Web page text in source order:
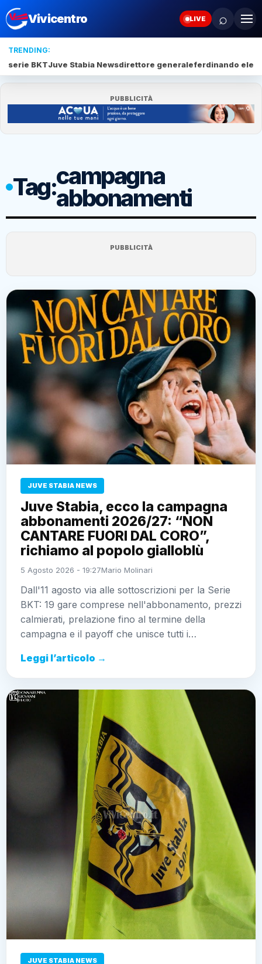
Vivicentro LIVE ⌕
TRENDING:
serie BKTJuve Stabia Newsdirettore generaleferdinando
PUBBLICITÀ
Tag:campagna
abbonamenti
PUBBLICITÀ
JUVE STABIA NEWS
Juve Stabia, ecco la campagna
abbonamenti 2026/27: “NON
CANTARE FUORI DAL CORO”,
richiamo al popolo gialloblù
5 Agosto 2026 - 19:27Mario Molinari
Dall'11 agosto via alle sottoscrizioni per la Serie
BKT: 19 gare comprese nell'abbonamento, prezzi
calmierati, prelazione fino al termine della
campagna e il payoff che unisce tutti i…
Leggi l’articolo →
JUVE STABIA NEWS